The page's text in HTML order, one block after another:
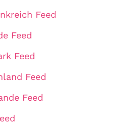
Feed
Feed
Feed
Feed
Feed